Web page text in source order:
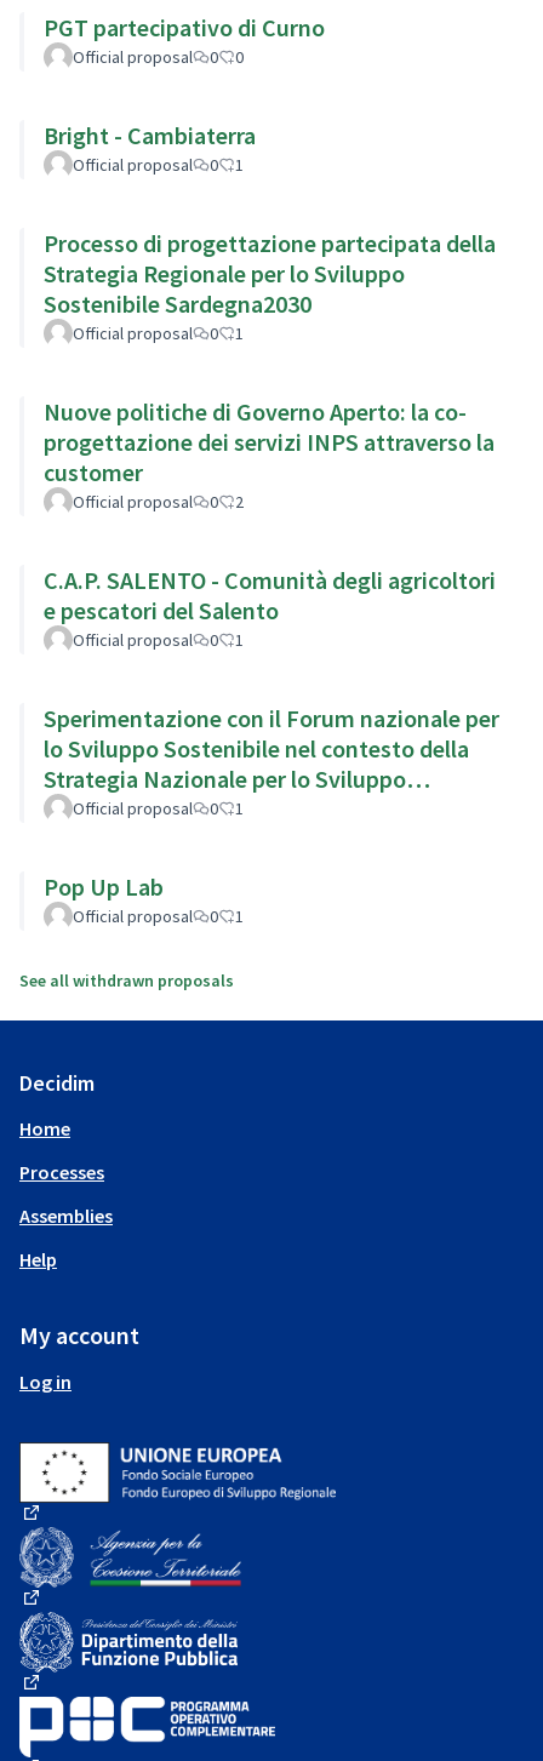
PGT partecipativo di Curno
Official proposal 0 0
Bright - Cambiaterra
Official proposal 0 1
Processo di progettazione partecipata della
Strategia Regionale per lo Sviluppo
Sostenibile Sardegna2030
Official proposal 0 1
Nuove politiche di Governo Aperto: la co-
progettazione dei servizi INPS attraverso la
customer
Official proposal 0 2
C.A.P. SALENTO - Comunità degli agricoltori
e pescatori del Salento
Official proposal 0 1
Sperimentazione con il Forum nazionale per
lo Sviluppo Sostenibile nel contesto della
Strategia Nazionale per lo Sviluppo
Sostenibile
Official proposal 0 1
Pop Up Lab
Official proposal 0 1
See all withdrawn proposals
Decidim
Home
Processes
Assemblies
Help
My account
Log in
(External link)
(External link)
(External link)